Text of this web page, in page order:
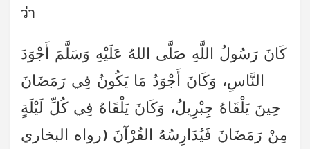
ว่า
كَانَ رَسُولُ اللَّهِ صَلَّى اللهُ عَلَيْهِ وَسَلَّمَ أَجْوَدَ
النَّاسِ، وَكَانَ أَجْوَدُ مَا يَكُونُ فِي رَمَضَانَ
حِينَ يَلْقَاهُ جِبْرِيلُ، وَكَانَ يَلْقَاهُ فِي كُلِّ لَيْلَةٍ
مِنْ رَمَضَانَ فَيُدَارِسُهُ القُرْآنَ (رواه البخاري